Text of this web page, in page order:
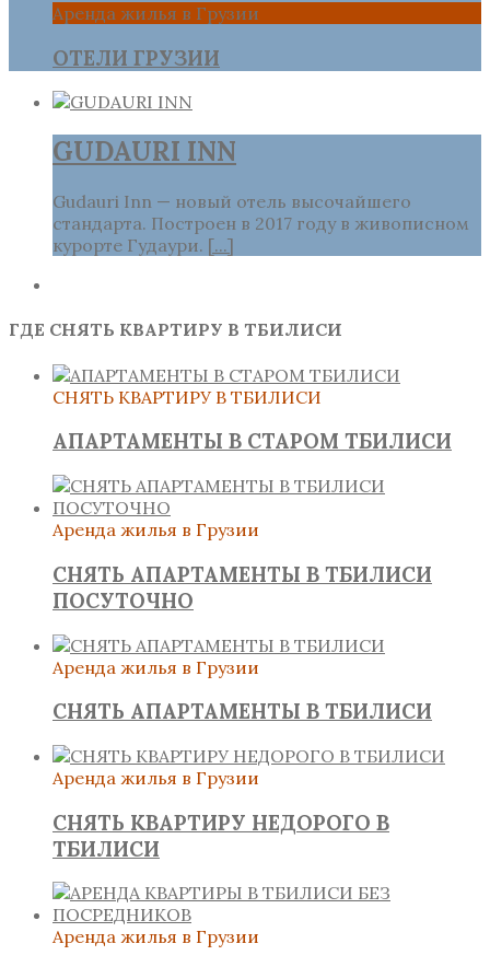
Аренда жилья в Грузии
ОТЕЛИ ГРУЗИИ
GUDAURI INN
Gudauri Inn — новый отель высочайшего
стандарта. Построен в 2017 году в живописном
курорте Гудаури. [...]
ГДЕ СНЯТЬ КВАРТИРУ В ТБИЛИСИ
СНЯТЬ КВАРТИРУ В ТБИЛИСИ
АПАРТАМЕНТЫ В СТАРОМ ТБИЛИСИ
Аренда жилья в Грузии
СНЯТЬ АПАРТАМЕНТЫ В ТБИЛИСИ
ПОСУТОЧНО
Аренда жилья в Грузии
СНЯТЬ АПАРТАМЕНТЫ В ТБИЛИСИ
Аренда жилья в Грузии
СНЯТЬ КВАРТИРУ НЕДОРОГО В
ТБИЛИСИ
Аренда жилья в Грузии